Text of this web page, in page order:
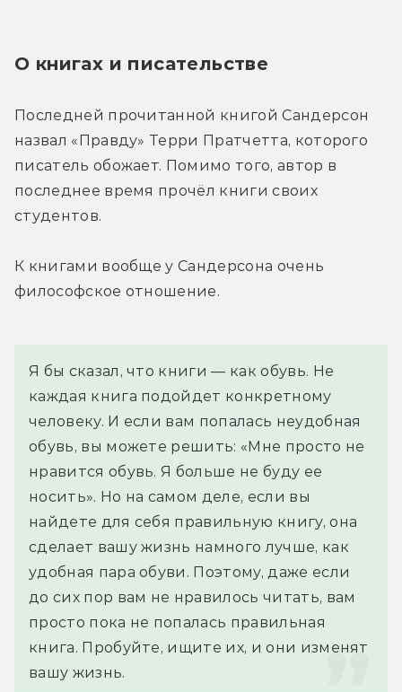
О книгах и писательстве
Последней прочитанной книгой Сандерсон
назвал «Правду» Терри Пратчетта, которого
писатель обожает. Помимо того, автор в
последнее время прочёл книги своих
студентов.
К книгами вообще у Сандерсона очень
философское отношение.
Я бы сказал, что книги — как обувь. Не
каждая книга подойдет конкретному
человеку. И если вам попалась неудобная
обувь, вы можете решить: «Мне просто не
нравится обувь. Я больше не буду ее
носить». Но на самом деле, если вы
найдете для себя правильную книгу, она
сделает вашу жизнь намного лучше, как
удобная пара обуви. Поэтому, даже если
до сих пор вам не нравилось читать, вам
просто пока не попалась правильная
книга. Пробуйте, ищите их, и они изменят
вашу жизнь.